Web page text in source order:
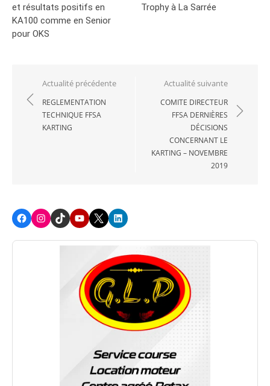
et résultats positifs en
KA100 comme en Senior
pour OKS
Trophy à La Sarrée
Navigation
de
l’article
Actualité précédente
REGLEMENTATION
TECHNIQUE FFSA
KARTING
Actualité suivante
COMITE DIRECTEUR
FFSA DERNIÈRES
DÉCISIONS
CONCERNANT LE
KARTING – NOVEMBRE
2019
FacebookInstagram
TikTokYoutube
X LinkedIn